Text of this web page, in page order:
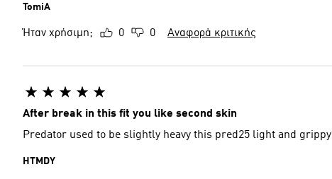
TomiA
Ήταν χρήσιμη; 0 0 Αναφορά κριτικής
After break in this fit you like second skin
Predator used to be slightly heavy this pred25 light and grippy
HTMDY